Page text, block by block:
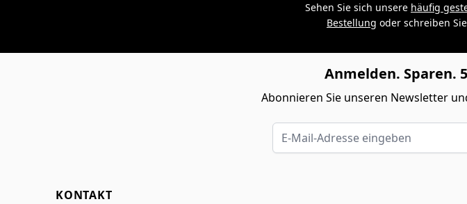
Sehen Sie sich unsere häufig
Bestellung oder schreiben
Anmelden. Sparen.
Abonnieren Sie unseren Newsletter
E-Mail-Adresse eingeben
KONTAKT